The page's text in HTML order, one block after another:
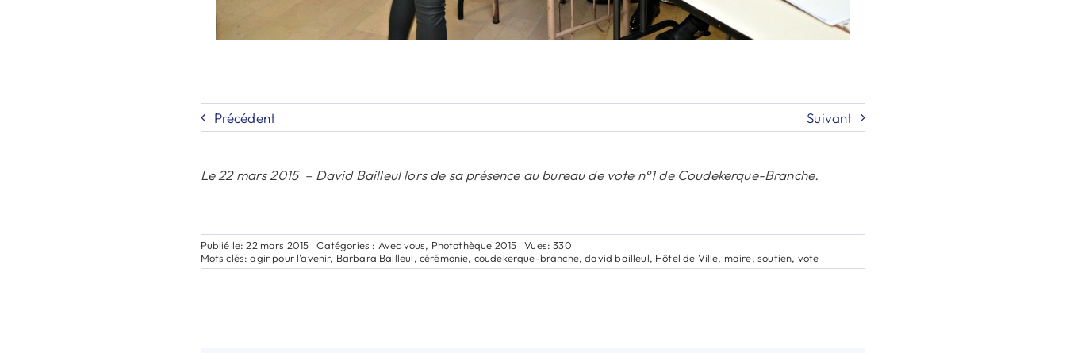
Précédent Suivant
Le 22 mars 2015 – David Bailleul lors de sa présence au bureau de vote n°1 de Coudekerque-Branche.
Publié le: 22 mars 2015 Catégories : Avec vous, Photothèque 2015
Vues: 330
Mots clés:agir pour l'avenir, Barbara Bailleul, cérémonie, coudekerque-branche,david bailleul, Hôtel de Ville, maire, soutien, vote